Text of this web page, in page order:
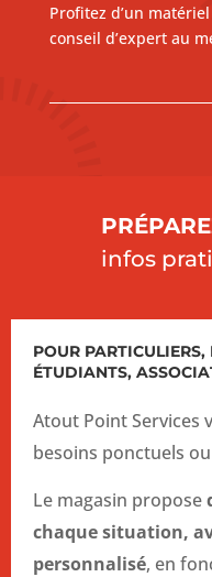
Profitez d’un
conseil d’expert au
infos
POUR PARTICULIERS,
ÉTUDIANTS,
Atout Point Services
besoins ponctuels
Le magasin propose
chaque situation,
personnalisé, en